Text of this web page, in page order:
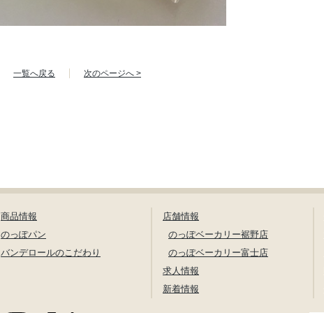
一覧へ戻る 次のページへ >
商品情報
のっぽパン
バンデロールのこだわり
店舗情報
のっぽベーカリー裾野店
のっぽベーカリー富士店
求人情報
新着情報